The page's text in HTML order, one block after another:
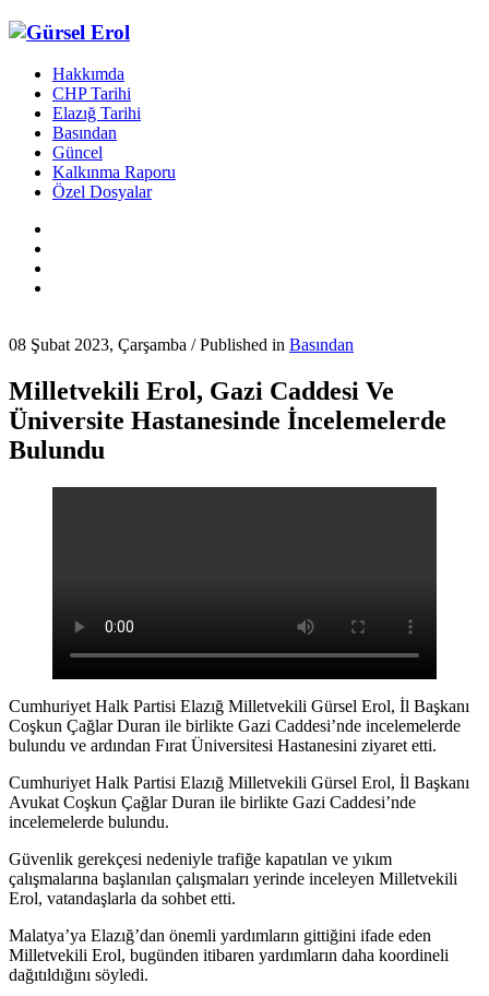
Hakkımda
CHP Tarihi
Elazığ Tarihi
Basından
Güncel
Kalkınma Raporu
Özel Dosyalar
08 Şubat 2023, Çarşamba /Published in Basından
Milletvekili Erol, Gazi Caddesi Ve
Üniversite Hastanesinde İncelemelerde
Bulundu
Cumhuriyet Halk Partisi Elazığ Milletvekili Gürsel Erol, İl Başkanı
Coşkun Çağlar Duran ile birlikte Gazi Caddesi’nde incelemelerde
bulundu ve ardından Fırat Üniversitesi Hastanesini ziyaret etti.
Cumhuriyet Halk Partisi Elazığ Milletvekili Gürsel Erol, İl Başkanı
Avukat Coşkun Çağlar Duran ile birlikte Gazi Caddesi’nde
incelemelerde bulundu.
Güvenlik gerekçesi nedeniyle trafiğe kapatılan ve yıkım
çalışmalarına başlanılan çalışmaları yerinde inceleyen Milletvekili
Erol, vatandaşlarla da sohbet etti.
Malatya’ya Elazığ’dan önemli yardımların gittiğini ifade eden
Milletvekili Erol, bugünden itibaren yardımların daha koordineli
dağıtıldığını söyledi.